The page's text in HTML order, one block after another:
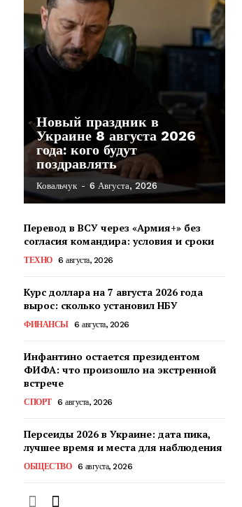
Новый праздник в
Украине 8 августа 2026
года: кого будут
поздравлять
Ковальчук - 6 Августа, 2026
Перевод в ВСУ через «Армия+» без
согласия командира: условия и сроки
ТЕХНО 6 августа, 2026
Курс доллара на 7 августа 2026 года
вырос: сколько установил НБУ
ФИНАНСЫ 6 августа, 2026
Инфантино остается президентом
ФИФА: что произошло на экстренной
встрече
СПОРТ 6 августа, 2026
Персеиды 2026 в Украине: дата пика,
лучшее время и места для наблюдения
ОБЩЕСТВО 6 августа, 2026